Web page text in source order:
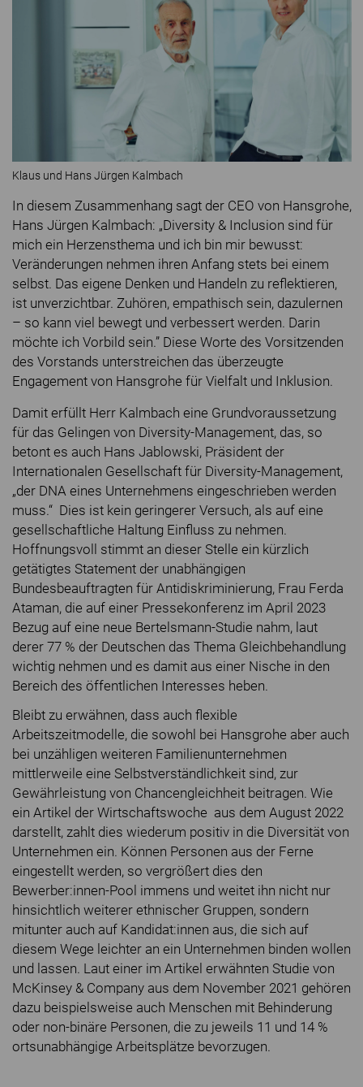
Klaus und Hans Jürgen Kalmbach
In diesem Zusammenhang sagt der CEO von Hansgrohe,
Hans Jürgen Kalmbach: „Diversity & Inclusion sind für
mich ein Herzensthema und ich bin mir bewusst:
Veränderungen nehmen ihren Anfang stets bei einem
selbst. Das eigene Denken und Handeln zu reflektieren,
ist unverzichtbar. Zuhören, empathisch sein, dazulernen
– so kann viel bewegt und verbessert werden. Darin
möchte ich Vorbild sein.” Diese Worte des Vorsitzenden
des Vorstands unterstreichen das überzeugte
Engagement von Hansgrohe für Vielfalt und Inklusion.
Damit erfüllt Herr Kalmbach eine Grundvoraussetzung
für das Gelingen von Diversity-Management, das, so
betont es auch Hans Jablowski, Präsident der
Internationalen Gesellschaft für Diversity-Management,
„der DNA eines Unternehmens eingeschrieben werden
muss.“ Dies ist kein geringerer Versuch, als auf eine
gesellschaftliche Haltung Einfluss zu nehmen.
Hoffnungsvoll stimmt an dieser Stelle ein kürzlich
getätigtes Statement der unabhängigen
Bundesbeauftragten für Antidiskriminierung, Frau Ferda
Ataman, die auf einer Pressekonferenz im April 2023
Bezug auf eine neue Bertelsmann-Studie nahm, laut
derer 77 % der Deutschen das Thema Gleichbehandlung
wichtig nehmen und es damit aus einer Nische in den
Bereich des öffentlichen Interesses heben.
Bleibt zu erwähnen, dass auch flexible
Arbeitszeitmodelle, die sowohl bei Hansgrohe aber auch
bei unzähligen weiteren Familienunternehmen
mittlerweile eine Selbstverständlichkeit sind, zur
Gewährleistung von Chancengleichheit beitragen. Wie
ein Artikel der Wirtschaftswoche aus dem August 2022
darstellt, zahlt dies wiederum positiv in die Diversität von
Unternehmen ein. Können Personen aus der Ferne
eingestellt werden, so vergrößert dies den
Bewerber:innen-Pool immens und weitet ihn nicht nur
hinsichtlich weiterer ethnischer Gruppen, sondern
mitunter auch auf Kandidat:innen aus, die sich auf
diesem Wege leichter an ein Unternehmen binden wollen
und lassen. Laut einer im Artikel erwähnten Studie von
McKinsey & Company aus dem November 2021 gehören
dazu beispielsweise auch Menschen mit Behinderung
oder non-binäre Personen, die zu jeweils 11 und 14 %
ortsunabhängige Arbeitsplätze bevorzugen.